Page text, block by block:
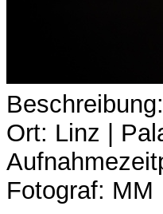
Ort: Linz |
Fotograf: MM